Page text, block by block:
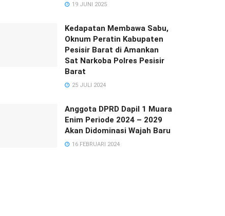
19 JUNI 2025
Kedapatan Membawa Sabu,
Oknum Peratin Kabupaten
Pesisir Barat di Amankan
Sat Narkoba Polres Pesisir
Barat
25 JULI 2024
Anggota DPRD Dapil 1 Muara
Enim Periode 2024 – 2029
Akan Didominasi Wajah Baru
16 FEBRUARI 2024